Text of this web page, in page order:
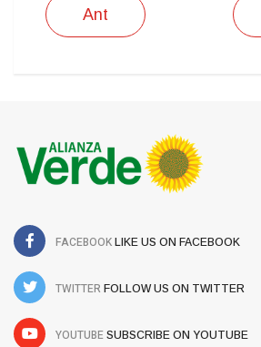
Ant
FACEBOOK LIKE US ON FACEBOOK
TWITTER FOLLOW US ON TWITTER
YOUTUBE SUBSCRIBE ON YOUTUBE